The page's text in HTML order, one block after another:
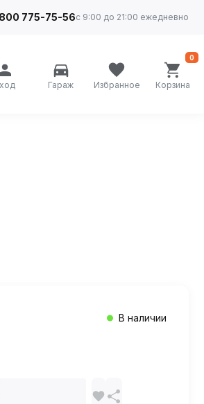
775-75-56с 9:00 до 21:00 ежедневно
Гараж Избранное Корзина
0
В наличии